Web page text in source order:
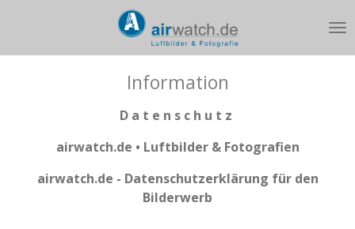
springen
Information
D a t e n s c h u t z
airwatch.de • Luftbilder & Fotografien
airwatch.de - Datenschutzerklärung für den
Bilderwerb